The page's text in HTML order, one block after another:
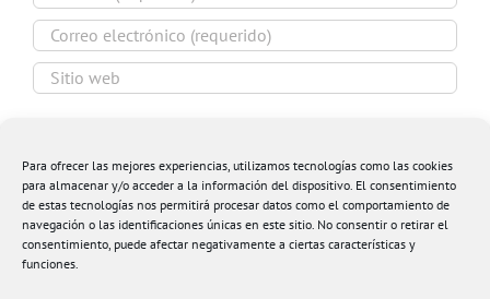
Para ofrecer las mejores experiencias, utilizamos tecnologías como las cookies
para almacenar y/o acceder a la información del dispositivo. El consentimiento
de estas tecnologías nos permitirá procesar datos como el comportamiento de
navegación o las identificaciones únicas en este sitio. No consentir o retirar el
consentimiento, puede afectar negativamente a ciertas características y
funciones.
navegador para la próxima vez que comente.